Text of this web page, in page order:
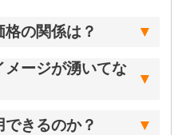
の関係は？
メージが湧いてな
きるのか？